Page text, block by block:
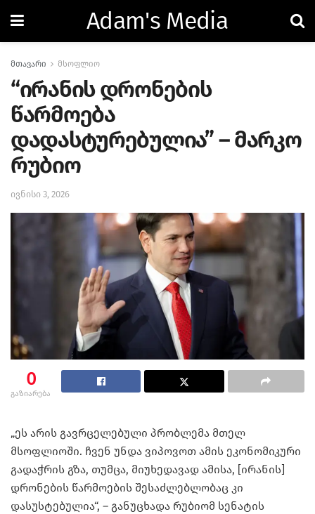
Adam's Media
მთავარი მსოფლიო
“ირანის დრონების
წარმოება
დადასტურებულია” – მარკო
რუბიო
ივნისი 3, 2026
0
გაზიარება
„ეს არის გავრცელებული პრობლემა მთელ
მსოფლიოში. ჩვენ უნდა ვიპოვოთ ამის ეკონომიკური
გადაჭრის გზა, თუმცა, მიუხედავად ამისა, [ირანის]
დრონების წარმოების შესაძლებლობაც კი
დასუსტებულია“, – განუცხადა რუბიომ სენატის